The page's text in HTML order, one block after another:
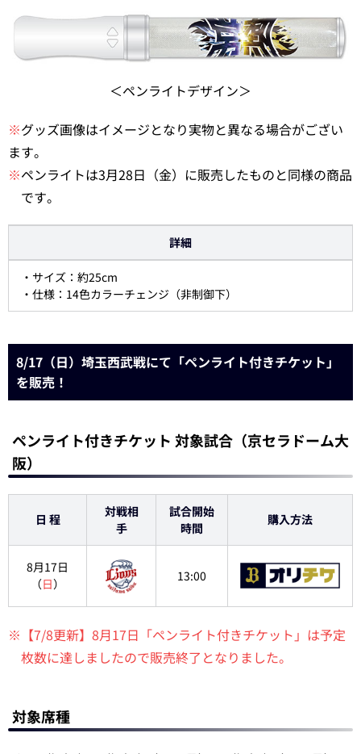
＜ペンライトデザイン＞
※グッズ画像はイメージとなり実物と異なる場合がござい
ます。
※ペンライトは3月28日（金）に販売したものと同様の商品
です。
詳細
・サイズ：約25cm
・仕様：14色カラーチェンジ（非制御下）
8/17（日）埼玉西武戦にて「ペンライト付きチケット」
を販売！
ペンライト付きチケット 対象試合（京セラドーム大
阪）
日 程
対戦相
手
試合開始
時間
購入方法
8月17日
（日） 13:00
※【7/8更新】8月17日「ペンライト付きチケット」は予定
枚数に達しましたので販売終了となりました。
対象席種